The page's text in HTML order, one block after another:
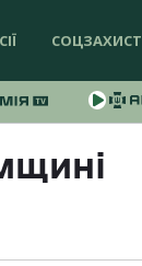
СОЦЗАХИСТ